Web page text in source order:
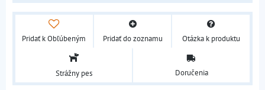
Pridať k Obľúbeným Pridať do zoznamu Otázka k produktu
Strážny pes Doručenia